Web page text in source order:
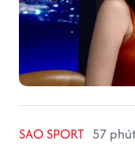
SAO SPORT 57